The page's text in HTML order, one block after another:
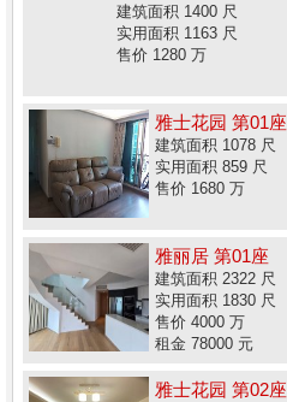
建筑面积 1400 尺
实用面积 1163 尺
售价 1280 万
雅士花园 第01座
建筑面积 1078 尺
实用面积 859 尺
售价 1680 万
雅丽居 第01座
建筑面积 2322 尺
实用面积 1830 尺
售价 4000 万
租金 78000 元
雅士花园 第02座